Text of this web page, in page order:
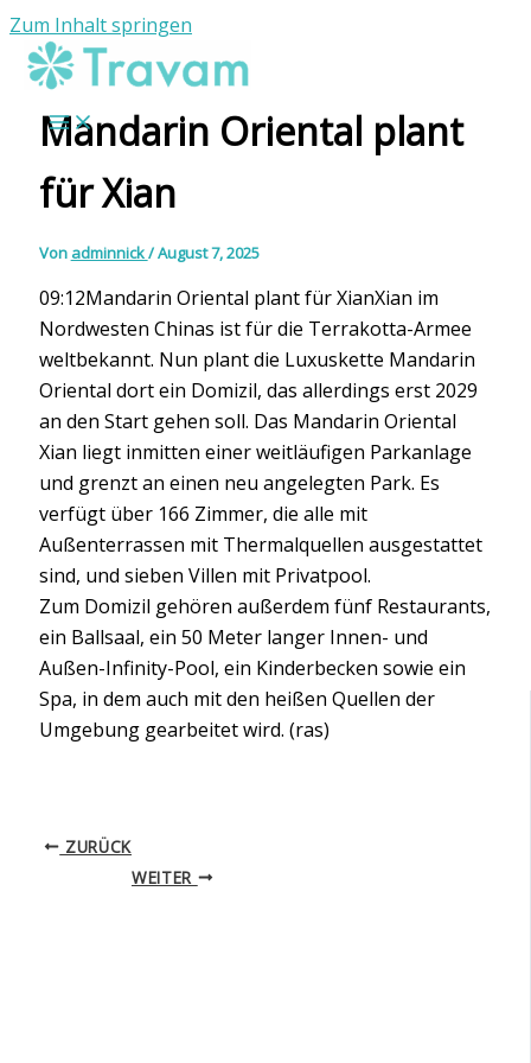
Zum Inhalt springen
Mandarin Oriental plant
für Xian
Von adminnick/August 7, 2025
09:12Mandarin Oriental plant für XianXian im
Nordwesten Chinas ist für die Terrakotta-Armee
weltbekannt. Nun plant die Luxuskette Mandarin
Oriental dort ein Domizil, das allerdings erst 2029
an den Start gehen soll. Das Mandarin Oriental
Xian liegt inmitten einer weitläufigen Parkanlage
und grenzt an einen neu angelegten Park. Es
verfügt über 166 Zimmer, die alle mit
Außenterrassen mit Thermalquellen ausgestattet
sind, und sieben Villen mit Privatpool.
Zum Domizil gehören außerdem fünf Restaurants,
ein Ballsaal, ein 50 Meter langer Innen- und
Außen-Infinity-Pool, ein Kinderbecken sowie ein
Spa, in dem auch mit den heißen Quellen der
Umgebung gearbeitet wird. (ras)
ZURÜCK
WEITER